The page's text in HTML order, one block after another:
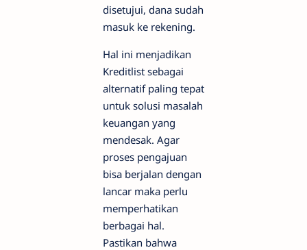
disetujui, dana sudah
masuk ke rekening.
Hal ini menjadikan
Kreditlist sebagai
alternatif paling tepat
untuk solusi masalah
keuangan yang
mendesak. Agar
proses pengajuan
bisa berjalan dengan
lancar maka perlu
memperhatikan
berbagai hal.
Pastikan bahwa